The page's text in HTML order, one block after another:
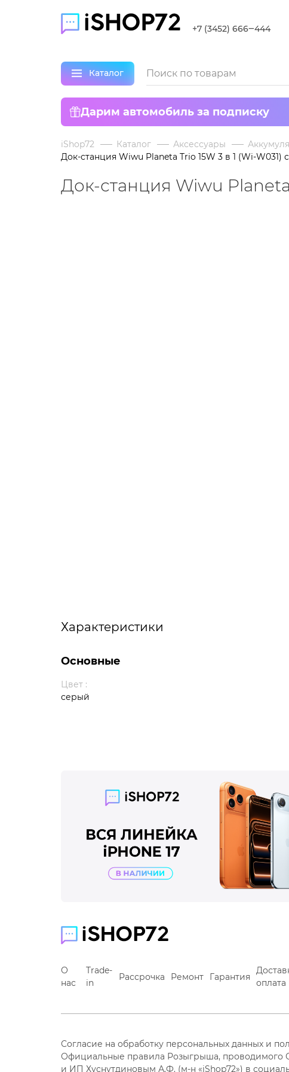
+7 (3452) 666‒444
Каталог
Дарим автомобиль за подписку
iShop72 Каталог Аксессуары
Док-станция Wiwu Planeta Trio 15W 3 в 1 (Wi-W031)
Док-станция Wiwu Planeta
Характеристики
Основные
Цвет :
серый
О
нас
Trade-
in
Рассрочка Ремонт Гарантия
оплата
Согласие на обработку персональных данных и
Официальные правила Розыгрыша, проводимого
и ИП Хуснутдиновым А.Ф. (м-н «iShop72») в